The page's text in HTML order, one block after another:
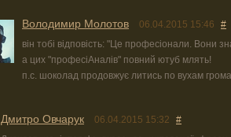
Володимир Молотов 06.04.2015 15:46 #
він тобі відповість: "Це професіонали. Вони
а цих "професіАналів" повний ютуб млять!
п.с. шоколад продовжує литись по вухам
Дмитро Овчарук 06.04.2015 15:32 #